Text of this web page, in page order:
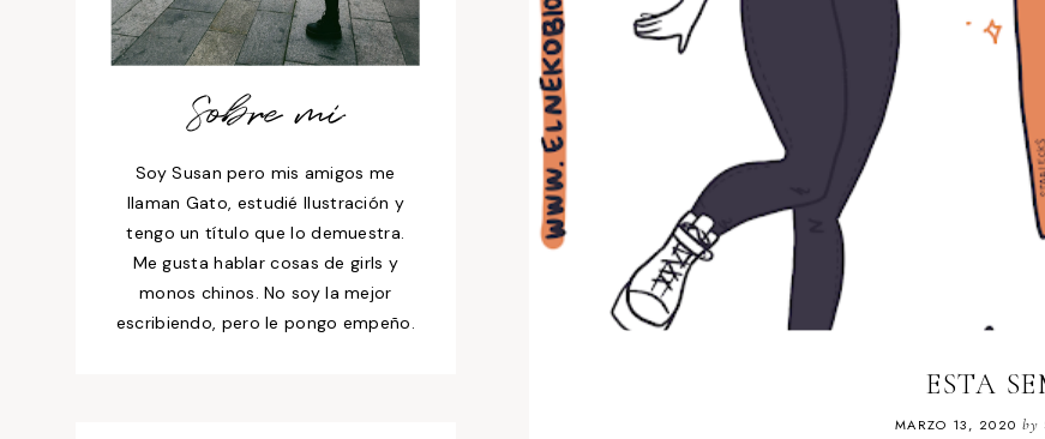
ESTA
MARZO 13, 2020 by
Sobre mí
Soy Susan pero mis amigos me
llaman Gato, estudié Ilustración y
tengo un título que lo demuestra.
Me gusta hablar cosas de girls y
monos chinos. No soy la mejor
escribiendo, pero le pongo empeño.